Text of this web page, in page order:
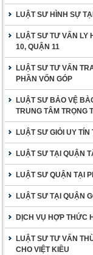
LUẬT SƯ HÌNH SỰ
LUẬT SƯ TƯ VẤN LY
10, QUẬN 11
LUẬT SƯ TƯ VẤN
PHẦN VỐN GÓP
LUẬT SƯ BẢO VỆ
TRUNG TÂM TRỌNG
LUẬT SƯ GIỎI UY TÍN
LUẬT SƯ TẠI QUẬN
LUẬT SƯ QUẬN TẠI
LUẬT SƯ TẠI QUẬN
DỊCH VỤ HỢP THỨC
LUẬT SƯ TƯ VẤN
CHO VIỆT KIỀU